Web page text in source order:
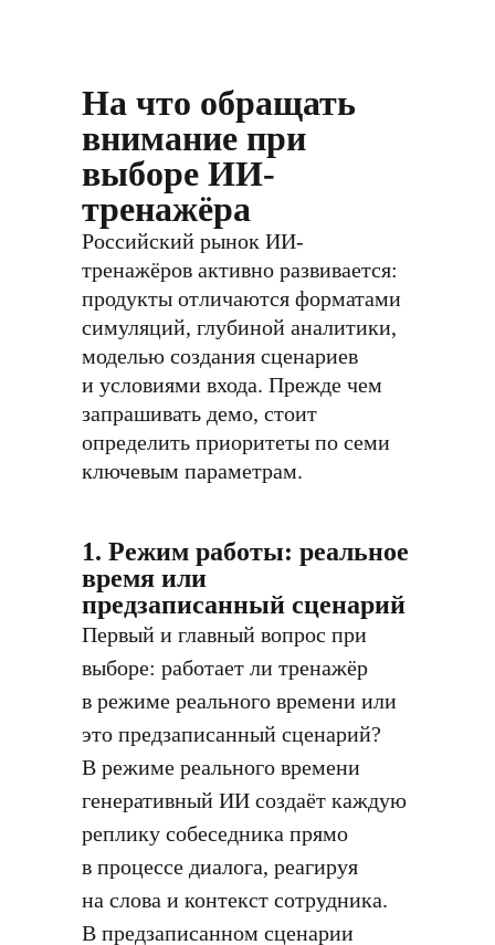
На что обращать
внимание при
выборе ИИ-
тренажёра
Российский рынок ИИ-
тренажёров активно развивается:
продукты отличаются форматами
симуляций, глубиной аналитики,
моделью создания сценариев
и условиями входа. Прежде чем
запрашивать демо, стоит
определить приоритеты по семи
ключевым параметрам.
1. Режим работы: реальное
время или
предзаписанный сценарий
Первый и главный вопрос при
выборе: работает ли тренажёр
в режиме реального времени или
это предзаписанный сценарий?
В режиме реального времени
генеративный ИИ создаёт каждую
реплику собеседника прямо
в процессе диалога, реагируя
на слова и контекст сотрудника.
В предзаписанном сценарии